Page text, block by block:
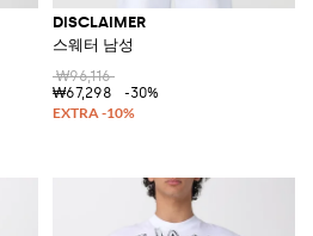
DISCLAIMER
스웨터 남성
₩96,116
₩67,298
-30%